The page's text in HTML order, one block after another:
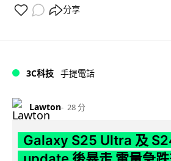
分享
3C科技 手提電話
Lawton 28 分
Galaxy S25 Ultra 及